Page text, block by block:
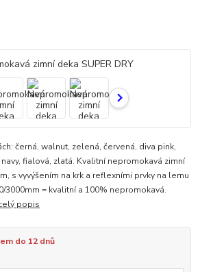
černá, walnut, zelená, červená, diva pink,
fialová, zlatá. Kvalitní nepromokavá zimní
s vyvýšením na krk a reflexními prvky na lemu
3000mm = kvalitní a 100% nepromokavá.
popis
do 12 dnů